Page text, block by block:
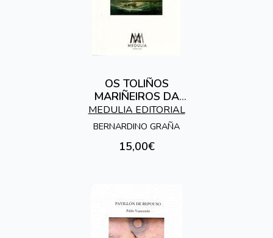
OS TOLIÑOS
MARIÑEIROS DA
COSTA DA MORTE
MEDULIA EDITORIAL
BERNARDINO GRAÑA
15,00€